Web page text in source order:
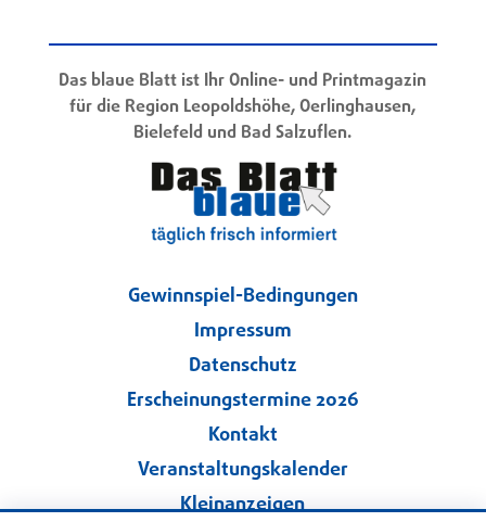
Das blaue Blatt ist Ihr Online- und Printmagazin
für die Region Leopoldshöhe, Oerlinghausen,
Bielefeld und Bad Salzuflen.
Gewinnspiel-Bedingungen
Impressum
Datenschutz
Erscheinungstermine 2026
Kontakt
Veranstaltungskalender
Kleinanzeigen